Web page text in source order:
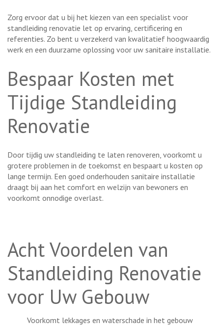
Zorg ervoor dat u bij het kiezen van een specialist voor
standleiding renovatie let op ervaring, certificering en
referenties. Zo bent u verzekerd van kwalitatief hoogwaardig
werk en een duurzame oplossing voor uw sanitaire installatie.
Bespaar Kosten met
Tijdige Standleiding
Renovatie
Door tijdig uw standleiding te laten renoveren, voorkomt u
grotere problemen in de toekomst en bespaart u kosten op
lange termijn. Een goed onderhouden sanitaire installatie
draagt bij aan het comfort en welzijn van bewoners en
voorkomt onnodige overlast.
Acht Voordelen van
Standleiding Renovatie
voor Uw Gebouw
Voorkomt lekkages en waterschade in het gebouw